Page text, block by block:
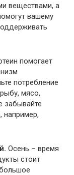
веществами, а
вашему
помогает
потребление
мясо,
забывайте
например,
Осень – время
стоит